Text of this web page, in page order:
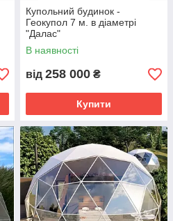
Купольний будинок -
Геокупол 7 м. в діаметрі
"Далас"
В наявності
від 258 000 ₴
Купити